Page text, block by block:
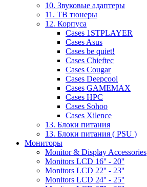
10. Звуковые адаптеры
11. ТВ тюнеры
12. Корпуса
Cases 1STPLAYER
Cases Asus
Cases be quiet!
Cases Chieftec
Cases Cougar
Cases Deepcool
Cases GAMEMAX
Cases HPC
Cases Sohoo
Cases Xilence
13. Блоки питания
13. Блоки питания ( PSU )
Мониторы
Monitor & Display Accessories
Monitors LCD 16'' - 20''
Monitors LCD 22'' - 23''
Monitors LCD 24'' - 25''